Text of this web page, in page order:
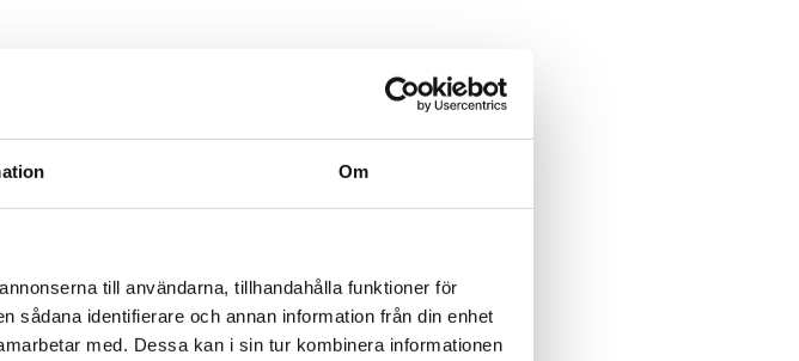
Om
till användarna, tillhandahålla funktioner för
sådana identifierare och annan information från din enhet
med. Dessa kan i sin tur kombinera informationen